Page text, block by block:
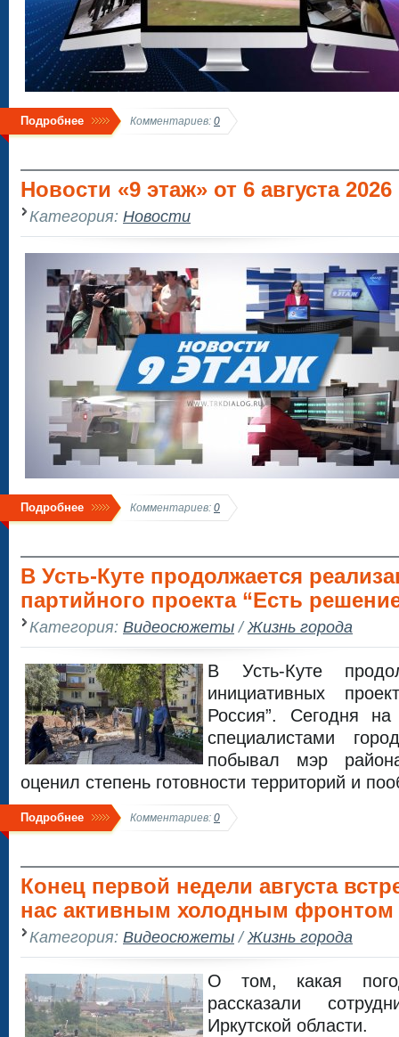
Подробнее Комментариев: 0
Новости «9 этаж» от 6 августа 2026
Категория: Новости
Подробнее Комментариев: 0
В Усть-Куте продолжается
партийного проекта “Есть
Категория: Видеосюжеты/Жизнь города
В Усть-Куте
инициативных
Россия”. Сегодня
специалистами
побывал мэр
оценил степень готовности территорий и
Подробнее Комментариев: 0
Конец первой недели августа
нас активным холодным фронтом
Категория: Видеосюжеты/Жизнь города
О том, какая
рассказали
Иркутской области.